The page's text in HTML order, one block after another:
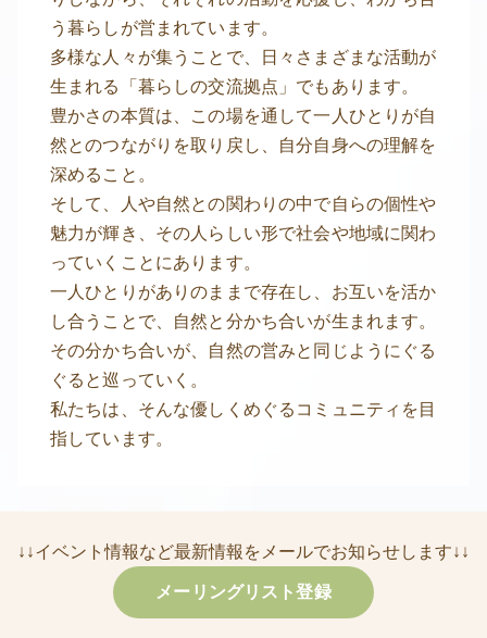
う暮らしが営まれています。
多様な人々が集うことで、日々さまざまな活動が
生まれる「暮らしの交流拠点」でもあります。
豊かさの本質は、この場を通して一人ひとりが自
然とのつながりを取り戻し、自分自身への理解を
深めること。
そして、人や自然との関わりの中で自らの個性や
魅力が輝き、その人らしい形で社会や地域に関わ
っていくことにあります。
一人ひとりがありのままで存在し、お互いを活か
し合うことで、自然と分かち合いが生まれます。
その分かち合いが、自然の営みと同じようにぐる
ぐると巡っていく。
私たちは、そんな優しくめぐるコミュニティを目
指しています。
↓↓イベント情報など最新情報をメールでお知らせします↓↓
メーリングリスト登録